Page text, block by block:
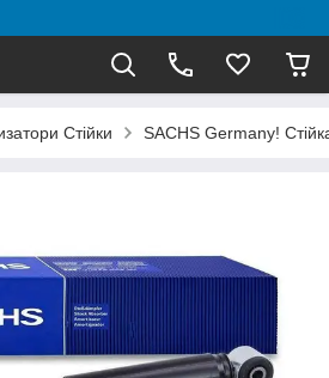
Стійки SACHS Germany!